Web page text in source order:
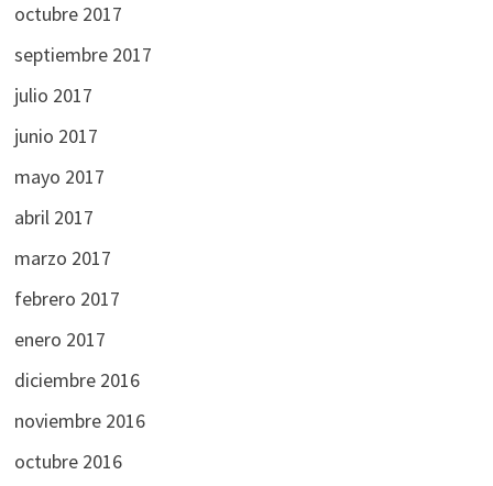
octubre 2017
septiembre 2017
julio 2017
junio 2017
mayo 2017
abril 2017
marzo 2017
febrero 2017
enero 2017
diciembre 2016
noviembre 2016
octubre 2016